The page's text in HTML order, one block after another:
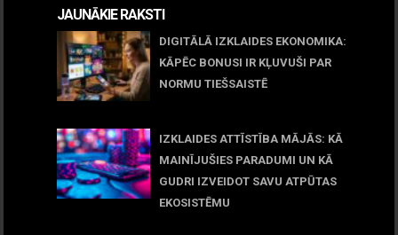
JAUNĀKIE RAKSTI
DIGITĀLĀ IZKLAIDES EKONOMIKA:
KĀPĒC BONUSI IR KĻUVUŠI PAR
NORMU TIEŠSAISTĒ
IZKLAIDES ATTĪSTĪBA MĀJĀS: KĀ
MAINĪJUŠIES PARADUMI UN KĀ
GUDRI IZVEIDOT SAVU ATPŪTAS
EKOSISTĒMU